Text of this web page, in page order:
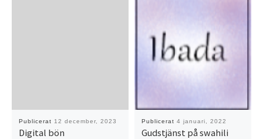
Publicerat 12 december, 2023
Digital bön
Publicerat 4 januari, 2022
Gudstjänst på swahili